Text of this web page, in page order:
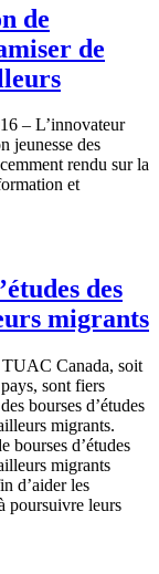
de
de
– L’innovateur
jeunesse des
rendu sur la
et
des
migrants
Canada, soit
sont fiers
bourses d’études
migrants.
bourses d’études
migrants
d’aider les
poursuivre leurs